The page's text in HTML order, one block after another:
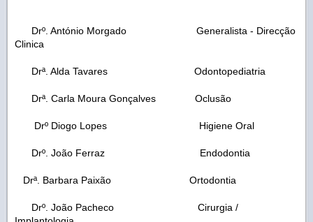
Drº. António Morgado Generalista - Direcção
Clinica
Drª. Alda Tavares Odontopediatria
Drª. Carla Moura Gonçalves Oclusão
Drº Diogo Lopes Higiene Oral
Drº. João Ferraz Endodontia
Drª. Barbara Paixão Ortodontia
Drº. João Pacheco Cirurgia /